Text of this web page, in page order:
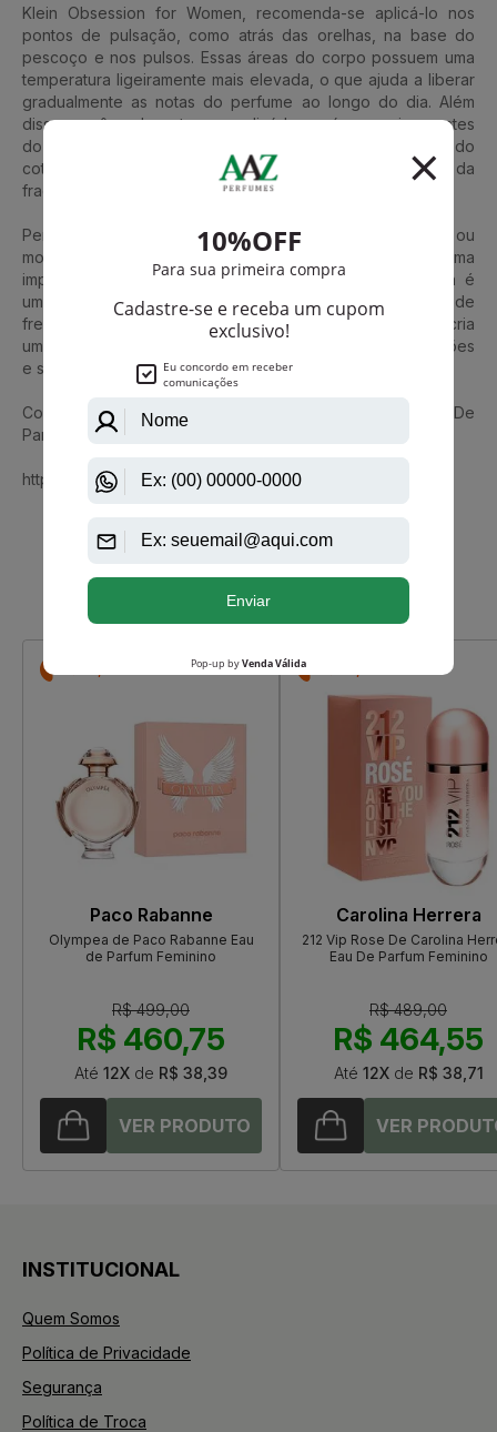
Klein Obsession for Women, recomenda-se aplicá-lo nos
pontos de pulsação, como atrás das orelhas, na base do
pescoço e nos pulsos. Essas áreas do corpo possuem uma
temperatura ligeiramente mais elevada, o que ajuda a liberar
gradualmente as notas do perfume ao longo do dia. Além
disso, você pode optar por aplicá-lo em áreas mais quentes
do corpo, como atrás dos joelhos e na parte interna do
cotovelo, para intensificar a projeção e a longevidade da
fragrância.
Perfeito para ocasiões especiais, encontros românticos ou
momentos em que deseja se destacar e deixar uma
impressão marcante, Calvin Klein Obsession for Women é
uma escolha luxuosa e sofisticada. Sua combinação de
frescor cítrico, especiarias sensuais e baunilha cremosa cria
uma experiência olfativa única, capaz de despertar paixões
e seduzir todos ao seu redor.
Conheça também Calvin Klein Woman De Calvin Klein Eau De
Parfum Feminino
https://www.aazperfumes.com.br/Calvin-Klein
Que viu, viu também
Paco Rabanne
Olympea de Paco Rabanne Eau
de Parfum Feminino
R$ 499,00
R$ 460,75
Até 12X de R$ 38,39
Carolina Herrera
212 Vip Rose De Carolina
Eau De Parfum Feminino
R$ 489,00
R$ 464,55
Até 12Xde R$ 38,71
INSTITUCIONAL
Quem Somos
Política de Privacidade
Segurança
Política de Troca